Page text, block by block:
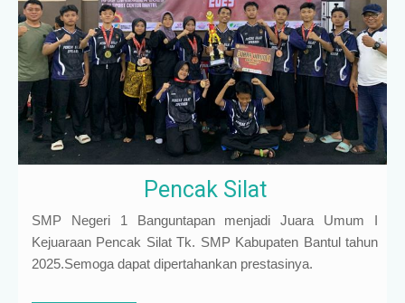
Pencak Silat
SMP Negeri 1 Banguntapan menjadi Juara Umum I
Kejuaraan Pencak Silat Tk. SMP Kabupaten Bantul tahun
2025.Semoga dapat dipertahankan prestasinya.